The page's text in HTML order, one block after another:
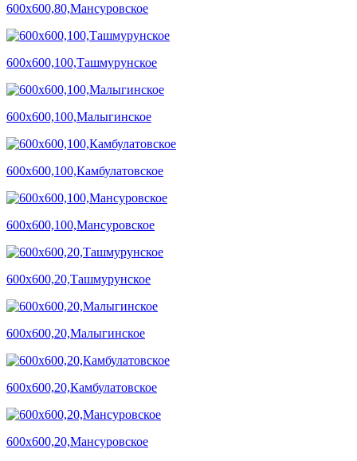
600х600,80,Мансуровское
600х600,100,Ташмурунское
600х600,100,Малыгинское
600х600,100,Камбулатовское
600х600,100,Мансуровское
600х600,20,Ташмурунское
600х600,20,Малыгинское
600х600,20,Камбулатовское
600х600,20,Мансуровское